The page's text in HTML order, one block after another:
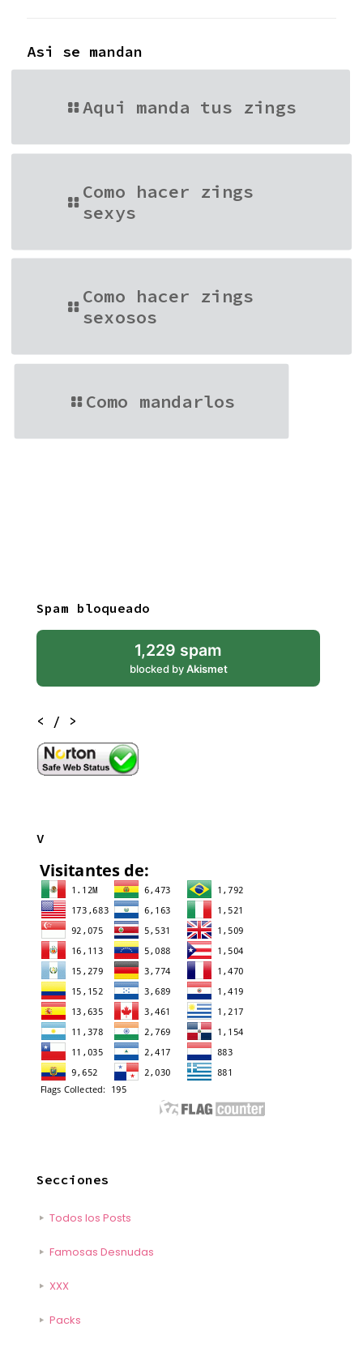
Asi se mandan
Aqui manda tus zings
Como hacer zings
sexys
Como hacer zings
sexosos
Como mandarlos
Spam bloqueado
1,229 spam
blocked byAkismet
< / >
V
Secciones
Todos los Posts
Famosas Desnudas
XXX
Packs